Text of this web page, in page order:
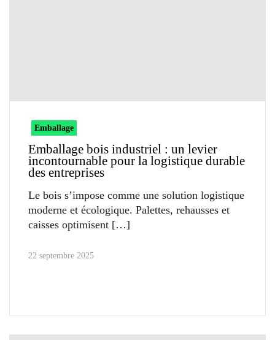
Emballage
Emballage bois industriel : un levier
incontournable pour la logistique durable
des entreprises
Le bois s’impose comme une solution logistique
moderne et écologique. Palettes, rehausses et
caisses optimisent
22 septembre 2025